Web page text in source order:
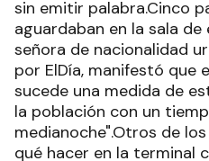
sin emitir palabra.Cinco
aguardaban en la sala
señora de nacionalidad
por ElDía, manifestó que
sucede una medida de
la población con un
medianoche".Otros de
qué hacer en la terminal